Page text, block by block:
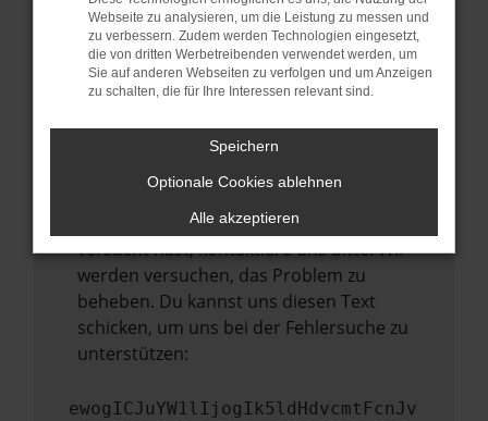
Stelle sicher, dass dein Browser und dein
Betriebssystem auf dem neuesten Stand
sind.
Veraltete Software birgt nicht nur ein
führen, dass bestimmte Funktionen nicht
mehr unterstützt werden.
Wende dich an den Webseitenbetreiber.
Wenn du alle oben genannten Schritte
versucht hast, kontaktiere uns bitte. Wir
werden versuchen, das Problem zu
beheben. Du kannst uns diesen Text
schicken, um uns bei der Fehlersuche zu
unterstützen:
ewogICJuYW1lIjogIk5ldHdvcmtFcnJv
Webseite zu analysieren, um die Leistung zu messen und
zu verbessern. Zudem werden Technologien eingesetzt,
die von dritten Werbetreibenden verwendet werden, um
Sie auf anderen Webseiten zu verfolgen und um Anzeigen
zu schalten, die für Ihre Interessen relevant sind.
Speichern
Optionale Cookies ablehnen
Alle akzeptieren